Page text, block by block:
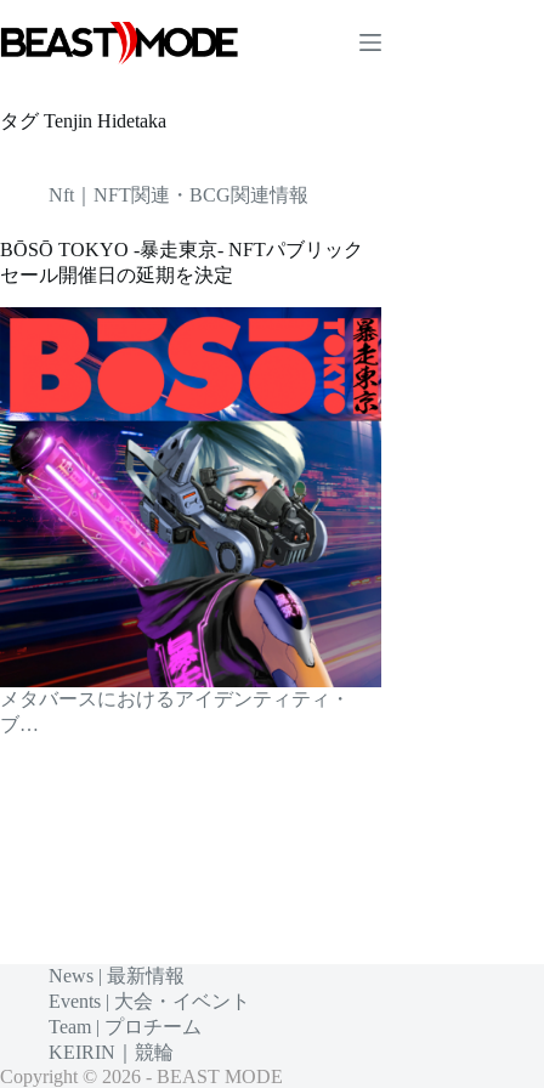
ン
テ
ツ
へ
プ
タグ Tenjin Hidetaka
Nft｜NFT関連・BCG関連情報
BŌSŌ TOKYO -暴走東京- NFTパブリック
セール開催日の延期を決定
メタバースにおけるアイデンティティ・
ブ…
News | 最新情報
Events | 大会・イベント
Team | プロチーム
KEIRIN｜競輪
Copyright © 2026 - BEAST MODE